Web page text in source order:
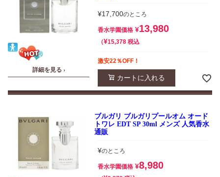
詳細を見る ›
¥17,700のところ
香水学園価格 ¥13,980
¥15,378 税込
激安22％OFF！
カートに入れる
ブルガリ ブルガリプールオム オード
トワレ EDT SP 30ml メンズ 人気香水
通販
¥のところ
香水学園価格 ¥8,980